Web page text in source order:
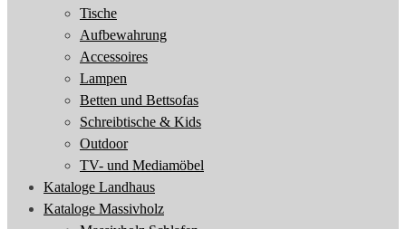
Tische
Aufbewahrung
Accessoires
Lampen
Betten und Bettsofas
Schreibtische & Kids
Outdoor
TV- und Mediamöbel
Kataloge Landhaus
Kataloge Massivholz